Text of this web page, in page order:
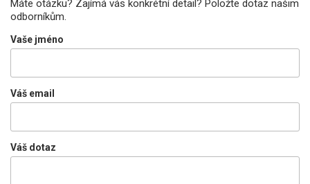
Máte otázku? Zajímá vás konkrétní detail? Položte dotaz našim
odborníkům.
Vaše jméno
Váš email
Váš dotaz